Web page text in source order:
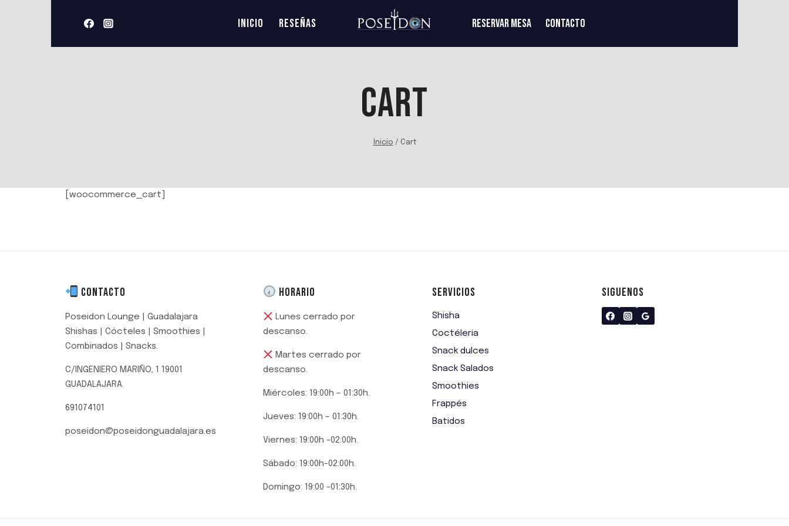
INICIO RESEÑAS RESERVAR MESA CONTACTO
CART
Inicio / Cart
[woocommerce_cart]
CONTACTO
Poseidon Lounge | Guadalajara
Shishas | Cócteles | Smoothies |
Combinados | Snacks.
C/INGENIERO MARIÑO, 1 19001
GUADALAJARA.
691074101
poseidon@poseidonguadalajara.es
HORARIO
Lunes cerrado por
descanso.
Martes cerrado por
descanso.
Miércoles: 19:00h – 01:30h.
Jueves: 19:00h – 01:30h.
Viernes: 19:00h -02:00h.
Sábado: 19:00h-02:00h.
Domingo: 19:00 -01:30h.
SERVICIOS
Shisha
Coctéleria
Snack dulces
Snack Salados
Smoothies
Frappés
Batidos
SIGUENOS